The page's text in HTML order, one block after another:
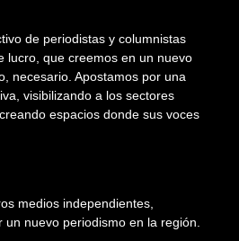
de periodistas y columnistas
lucro, que creemos en un nuevo
necesario. Apostamos por una
visibilizando a los sectores
espacios donde sus voces
medios independientes,
un nuevo periodismo en la región.